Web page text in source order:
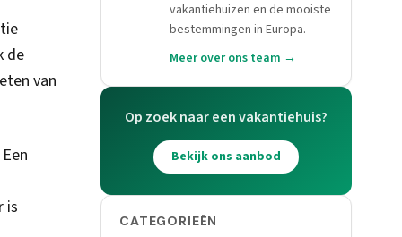
de
van
is
vakantiehuizen en de mooiste
bestemmingen in Europa.
Meer over ons team →
Op zoek naar een vakantiehuis?
Bekijk ons aanbod
CATEGORIEËN